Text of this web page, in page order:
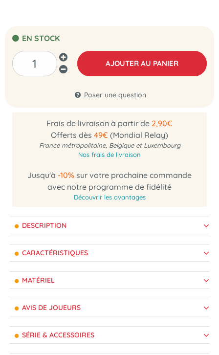
EN STOCK
AJOUTER AU PANIER
Poser une question
Frais de livraison à partir de 2,90€
Offerts dès 49€ (Mondial Relay)
France métropolitaine, Belgique et Luxembourg
Nos frais de livraison
Jusqu'à -10% sur votre prochaine commande
avec notre programme de fidélité
Découvrir les avantages
DESCRIPTION
CARACTÉRISTIQUES
MATÉRIEL
AVIS DE JOUEURS
SÉRIE & ACCESSOIRES